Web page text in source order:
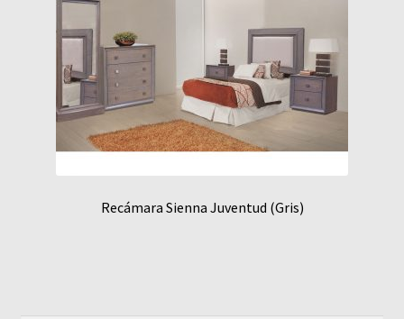
Recámara Sienna Juventud (Gris)